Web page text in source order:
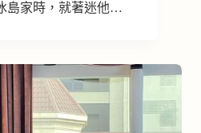
島家時，就著迷他…